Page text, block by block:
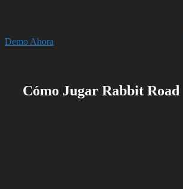
Demo Ahora
Cómo Jugar Rabbit Road